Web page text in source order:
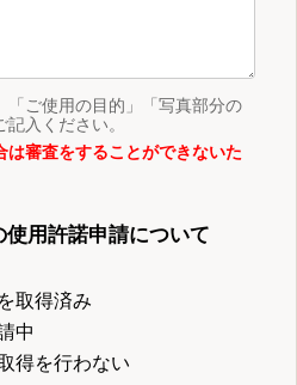
ご使用の目的」「写真部分の
入ください。
審査をすることができないた
用許諾申請について
取得済み
中
得を行わない